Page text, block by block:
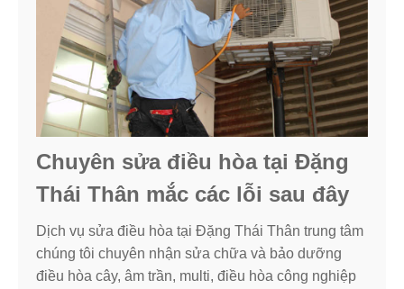
Chuyên sửa điều hòa tại Đặng
Thái Thân mắc các lỗi sau đây
Dịch vụ sửa điều hòa tại Đặng Thái Thân trung tâm
chúng tôi chuyên nhận sửa chữa và bảo dưỡng
điều hòa cây, âm trần, multi, điều hòa công nghiệp